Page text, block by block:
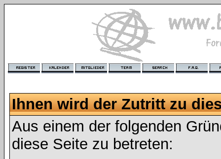
Ihnen wird der Zutritt zu
Aus einem der folgenden
diese Seite zu betreten: